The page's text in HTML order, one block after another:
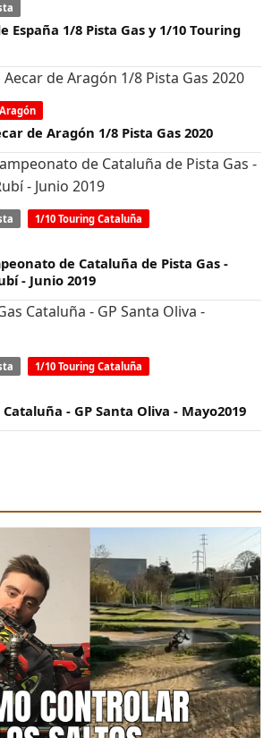
España 1/8 Pista Gas y 1/10 Touring
de Aragón 1/8 Pista Gas 2020
1/10 Touring Cataluña
de Cataluña de Pista Gas -
- Junio 2019
1/10 Touring Cataluña
- GP Santa Oliva - Mayo2019